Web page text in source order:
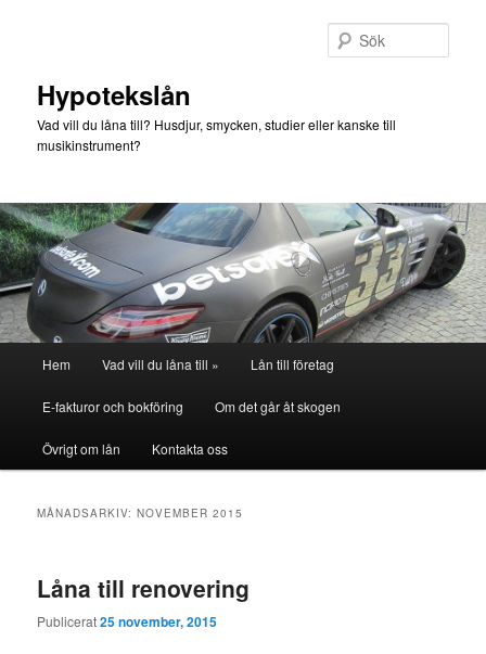
Hypotekslån
Vad vill du låna till? Husdjur, smycken, studier eller kanske till
musikinstrument?
Hem Vad vill du låna till » Lån till företag
E-fakturor och bokföring Om det går åt skogen
Övrigt om lån Kontakta oss
MÅNADSARKIV:NOVEMBER 2015
Låna till renovering
Publicerat25 november, 2015